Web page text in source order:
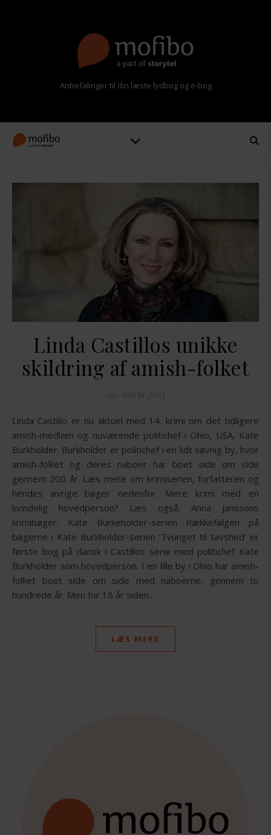
Anbefalinger til din læste lydbog og e-bog
Linda Castillos unikke
skildring af amish-folket
20. marts 2023
Linda Castillo er nu aktuel med 14. krimi om det tidligere
amish-medlem og nuværende politichef i Ohio, USA, Kate
Burkholder. Burkholder er politichef i en lidt søvnig by, hvor
amish-folket og deres naboer har boet side om side
gennem 200 år. Læs mere om krimiserien, forfatteren og
hendes øvrige bøger nedenfor. Mere krimi med en
kvindelig hovedperson? Læs også: Anna Janssons
krimibøger. Kate Burkeholder-serien Rækkefølgen på
bøgerne i Kate Burkholder-serien ‘Tvunget til tavshed‘ er
første bog på dansk i Castillos serie med politichef Kate
Burkholder som hovedperson. I en lille by i Ohio har amish-
folket boet side om side med naboerne, gennem to
hundrede år. Men for 16 år siden…
LÆS MERE